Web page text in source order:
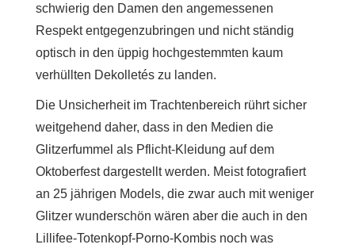
schwierig den Damen den angemessenen
Respekt entgegenzubringen und nicht ständig
optisch in den üppig hochgestemmten kaum
verhüllten Dekolletés zu landen.
Die Unsicherheit im Trachtenbereich rührt sicher
weitgehend daher, dass in den Medien die
Glitzerfummel als Pflicht-Kleidung auf dem
Oktoberfest dargestellt werden. Meist fotografiert
an 25 jährigen Models, die zwar auch mit weniger
Glitzer wunderschön wären aber die auch in den
Lillifee-Totenkopf-Porno-Kombis noch was